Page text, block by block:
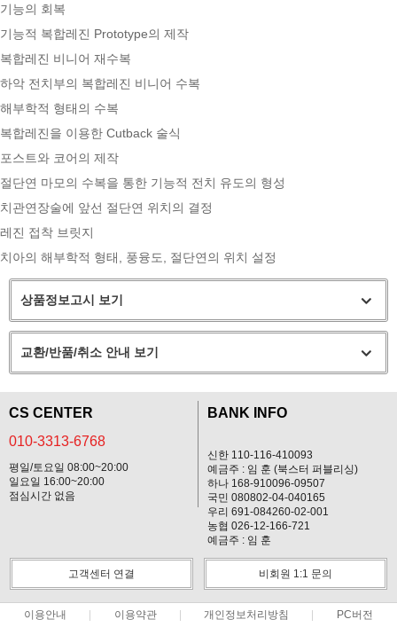
기능의 회복
기능적 복합레진 Prototype의 제작
복합레진 비니어 재수복
하악 전치부의 복합레진 비니어 수복
해부학적 형태의 수복
복합레진을 이용한 Cutback 술식
포스트와 코어의 제작
절단연 마모의 수복을 통한 기능적 전치 유도의 형성
치관연장술에 앞선 절단연 위치의 결정
레진 접착 브릿지
치아의 해부학적 형태, 풍융도, 절단연의 위치 설정
상품정보고시 보기
교환/반품/취소 안내 보기
CS CENTER
010-3313-6768
평일/토요일 08:00~20:00
일요일 16:00~20:00
점심시간 없음
BANK INFO
신한 110-116-410093
예금주 : 임 훈 (북스터 퍼블리싱)
하나 168-910096-09507
국민 080802-04-040165
우리 691-084260-02-001
농협 026-12-166-721
예금주 : 임 훈
고객센터 연결 비회원 1:1 문의
이용안내 이용약관 개인정보처리방침 PC버전